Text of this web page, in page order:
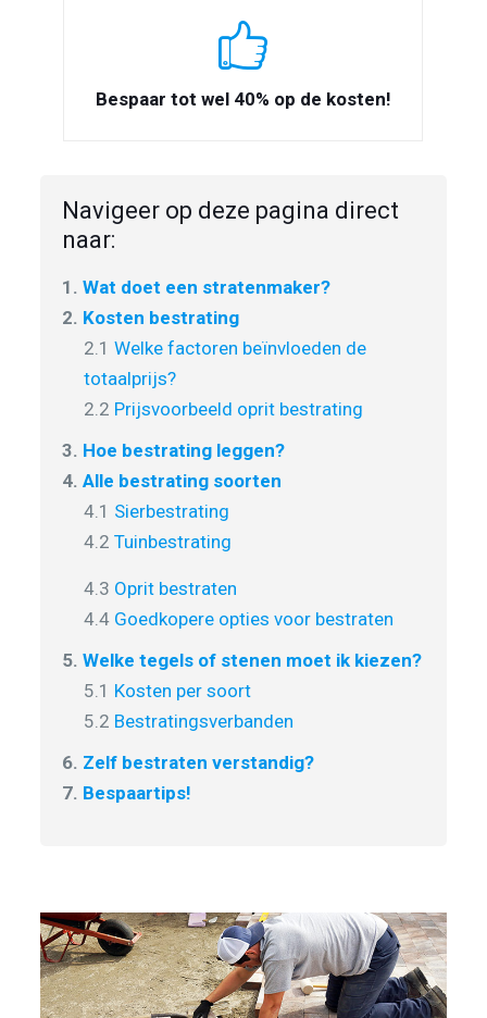
Bespaar tot wel 40% op de kosten!
Navigeer op deze pagina direct
naar:
1. Wat doet een stratenmaker?
2. Kosten bestrating
2.1 Welke factoren beïnvloeden de
totaalprijs?
2.2 Prijsvoorbeeld oprit bestrating
3. Hoe bestrating leggen?
4. Alle bestrating soorten
4.1 Sierbestrating
4.2 Tuinbestrating
4.3 Oprit bestraten
4.4 Goedkopere opties voor bestraten
5. Welke tegels of stenen moet ik kiezen?
5.1 Kosten per soort
5.2 Bestratingsverbanden
6. Zelf bestraten verstandig?
7. Bespaartips!